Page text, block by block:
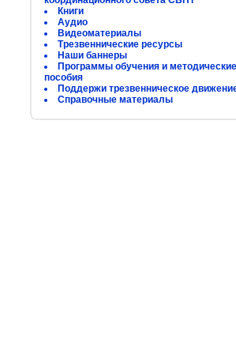
Книги
Аудио
Видеоматериалы
Трезвеннические ресурсы
Наши баннеры
Программы обучения и методические
пособия
Поддержи трезвенническое
Справочные материалы